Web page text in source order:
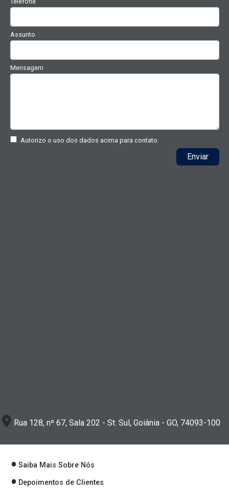
Assunto
Mensagem
Autorizo o uso dos dados acima para contato.
Enviar
Rua 128, nº 67, Sala 202 - St. Sul, Goiânia - GO, 74093-100
Saiba Mais Sobre Nós
Depoimentos de Clientes